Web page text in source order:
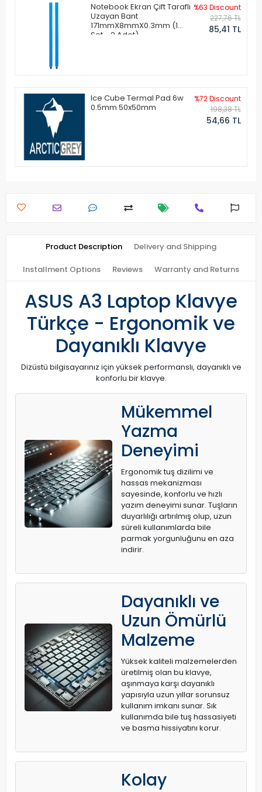
Notebook Ekran Çift Taraflı
Uzayan Bant
171mmX8mmX0.3mm (1
Set - 2 Adet)
%63 Discount
227,76 TL
85,41 TL
Ice Cube Termal Pad 6w
0.5mm 50x50mm
%72 Discount
198,38 TL
54,66 TL
Product Description Delivery and Shipping
Installment Options Reviews Warranty and Returns
ASUS A3 Laptop Klavye
Türkçe - Ergonomik ve
Dayanıklı Klavye
Dizüstü bilgisayarınız için yüksek performanslı, dayanıklı ve
konforlu bir klavye.
Mükemmel
Yazma
Deneyimi
Ergonomik tuş dizilimi ve
hassas mekanizması
sayesinde, konforlu ve hızlı
yazım deneyimi sunar. Tuşların
duyarlılığı artırılmış olup, uzun
süreli kullanımlarda bile
parmak yorgunluğunu en aza
indirir.
Dayanıklı ve
Uzun Ömürlü
Malzeme
Yüksek kaliteli malzemelerden
üretilmiş olan bu klavye,
aşınmaya karşı dayanıklı
yapısıyla uzun yıllar sorunsuz
kullanım imkanı sunar. Sık
kullanımda bile tuş hassasiyeti
ve basma hissiyatını korur.
Kolay